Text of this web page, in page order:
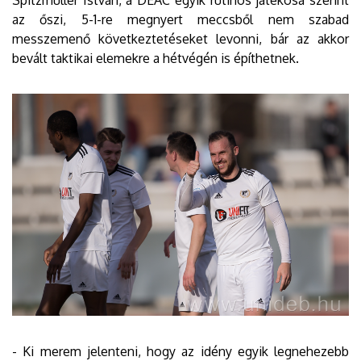
az őszi, 5-1-re megnyert meccsből nem szabad
messzemenő következtetéseket levonni, bár az akkor
bevált taktikai elemekre a hétvégén is építhetnek.
- Ki merem jelenteni, hogy az idény egyik legnehezebb